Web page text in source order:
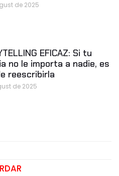
de 2025
EFICAZ: Si tu
no le importa a nadie, es
reescribirla
de 2025